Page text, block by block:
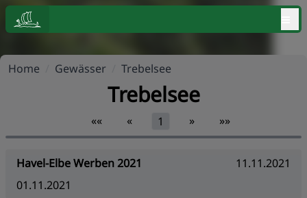
Home Gewässer Trebelsee
Trebelsee
«« « 1 » »»
Havel-Elbe Werben 2021
11.11.2021
01.11.2021